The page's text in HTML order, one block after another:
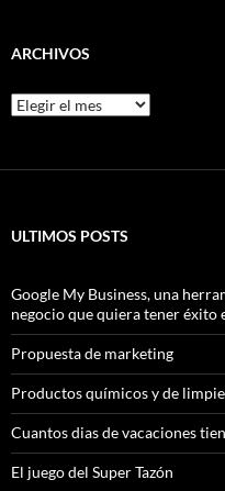
ARCHIVOS
Archivos
ULTIMOS POSTS
Google My Business, una
negocio que quiera tener éxito
Propuesta de marketing
Productos químicos y de
Cuantos dias de vacaciones
El juego del Super Tazón